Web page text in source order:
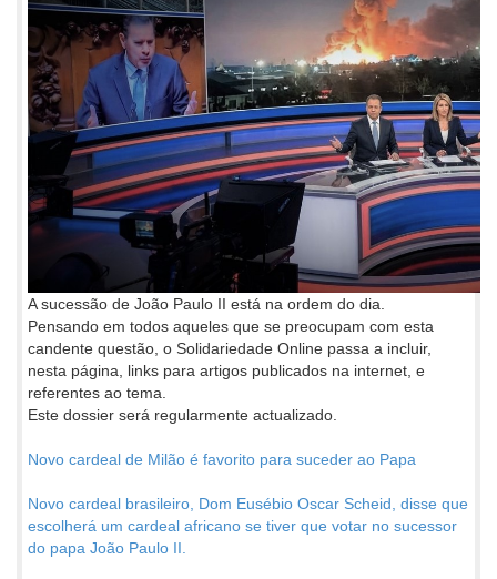
A sucessão de João Paulo II está na ordem do dia.
Pensando em todos aqueles que se preocupam com esta
candente questão, o Solidariedade Online passa a incluir,
nesta página, links para artigos publicados na internet, e
referentes ao tema.
Este dossier será regularmente actualizado.
Novo cardeal de Milão é favorito para suceder ao Papa
Novo cardeal brasileiro, Dom Eusébio Oscar Scheid, disse que
escolherá um cardeal africano se tiver que votar no sucessor
do papa João Paulo II.